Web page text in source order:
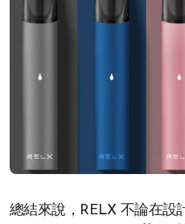
總結來說，RELX 不論在設